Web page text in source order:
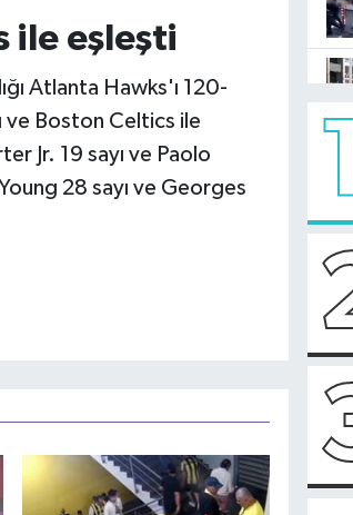
ile eşleşti
Atlanta Hawks'ı 120-
ve Boston Celtics ile
Jr. 19 sayı ve Paolo
28 sayı ve Georges